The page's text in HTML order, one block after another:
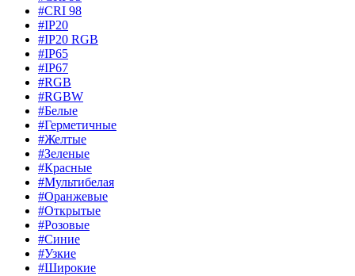
#CRI 98
#IP20
#IP20 RGB
#IP65
#IP67
#RGB
#RGBW
#Белые
#Герметичные
#Желтые
#Зеленые
#Красные
#Мультибелая
#Оранжевые
#Открытые
#Розовые
#Синие
#Узкие
#Широкие